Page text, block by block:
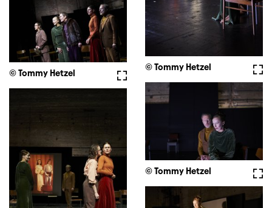
© Tommy Hetzel
Fullscreen
© Tommy Hetzel
© Tommy Hetzel